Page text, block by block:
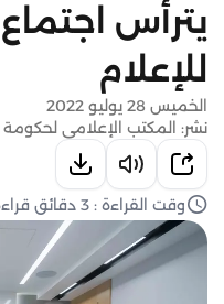
يترأس
للإعلام
الخميس 28 يوليو 2022
نشر: المكتب الإعلامي لحكومة
وقت القراءة : 3 دقائق قراءة